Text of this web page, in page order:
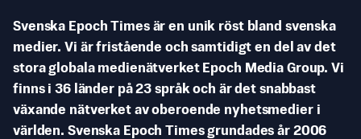
Svenska Epoch Times är en unik röst bland svenska
medier. Vi är fristående och samtidigt en del av det
stora globala medienätverket Epoch Media Group. Vi
finns i 36 länder på 23 språk och är det snabbast
växande nätverket av oberoende nyhetsmedier i
världen. Svenska Epoch Times grundades år 2006